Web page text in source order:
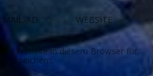
und Website in diesem Browser für
speichern.